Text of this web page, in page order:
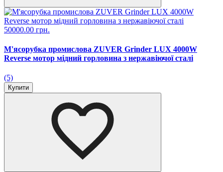
50000.00 грн.
М'ясорубка промислова ZUVER Grinder LUX 4000W
Reverse мотор мідний горловина з нержавіючої сталі
(5)
Купити